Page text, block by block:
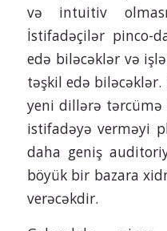
və intuitiv
İstifadəçilər pinco-
edə biləcəklər və
təşkil edə
yeni dillərə tərcümə
istifadəyə verməyi
daha geniş
böyük bir bazara
verəcəkdir.